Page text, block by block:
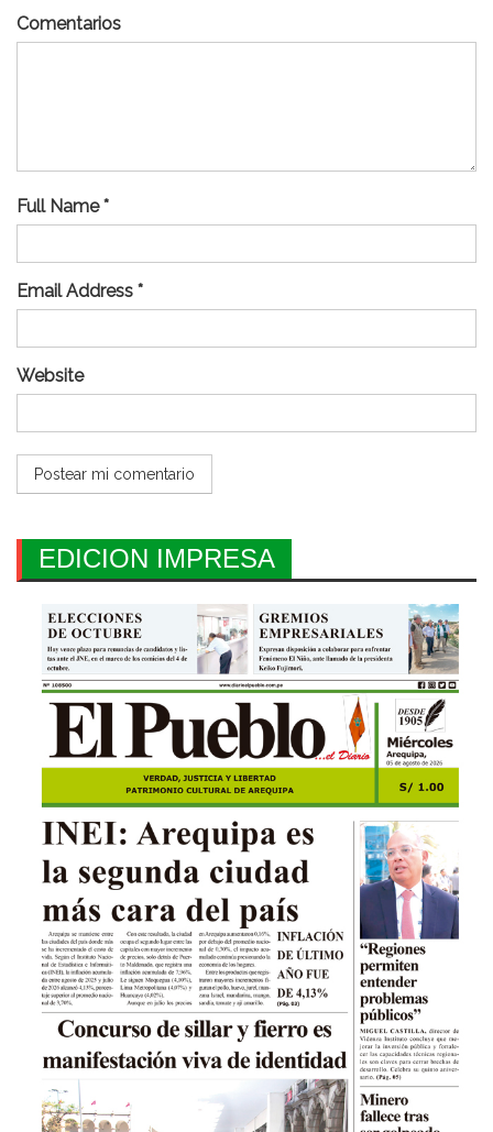
Comentarios
Full Name *
Email Address *
Website
EDICION IMPRESA